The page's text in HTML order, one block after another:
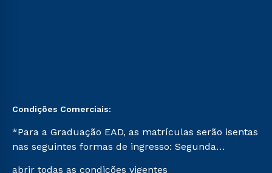
Condições Comerciais:
*Para a Graduação EAD, as matrículas serão isentas
nas seguintes formas de ingresso: Segunda
abrir todas as condições vigentes